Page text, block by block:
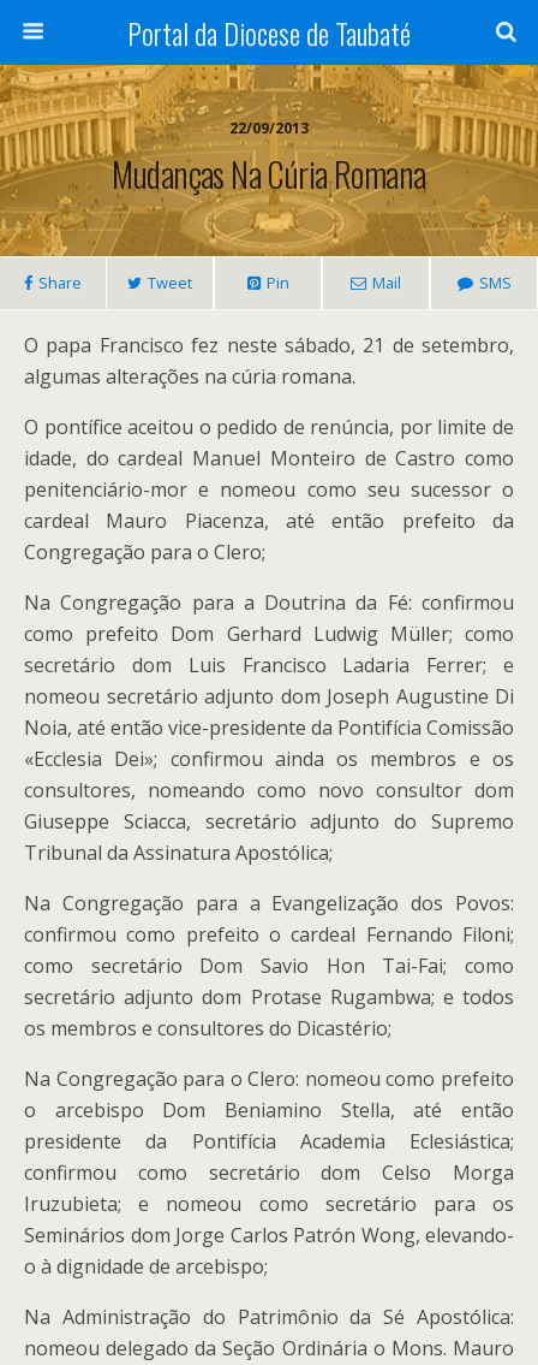
Portal da Diocese de Taubaté
22/09/2013
Mudanças Na Cúria Romana
Share Tweet Pin Mail SMS
O papa Francisco fez neste sábado, 21 de setembro,
algumas alterações na cúria romana.
O pontífice aceitou o pedido de renúncia, por limite de
idade, do cardeal Manuel Monteiro de Castro como
penitenciário-mor e nomeou como seu sucessor o
cardeal Mauro Piacenza, até então prefeito da
Congregação para o Clero;
Na Congregação para a Doutrina da Fé: confirmou
como prefeito Dom Gerhard Ludwig Müller; como
secretário dom Luis Francisco Ladaria Ferrer; e
nomeou secretário adjunto dom Joseph Augustine Di
Noia, até então vice-presidente da Pontifícia Comissão
«Ecclesia Dei»; confirmou ainda os membros e os
consultores, nomeando como novo consultor dom
Giuseppe Sciacca, secretário adjunto do Supremo
Tribunal da Assinatura Apostólica;
Na Congregação para a Evangelização dos Povos:
confirmou como prefeito o cardeal Fernando Filoni;
como secretário Dom Savio Hon Tai-Fai; como
secretário adjunto dom Protase Rugambwa; e todos
os membros e consultores do Dicastério;
Na Congregação para o Clero: nomeou como prefeito
o arcebispo Dom Beniamino Stella, até então
presidente da Pontifícia Academia Eclesiástica;
confirmou como secretário dom Celso Morga
Iruzubieta; e nomeou como secretário para os
Seminários dom Jorge Carlos Patrón Wong, elevando-
o à dignidade de arcebispo;
Na Administração do Patrimônio da Sé Apostólica:
nomeou delegado da Seção Ordinária o Mons. Mauro